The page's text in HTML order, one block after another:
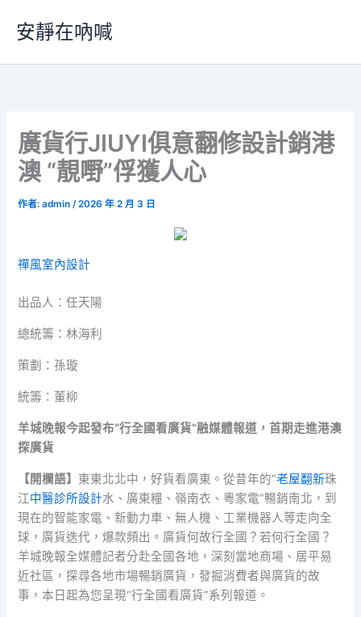
要
安靜在吶喊
廣貨行JIUYI俱意翻修設計銷港
澳 “靚嘢”俘獲人心
作者:admin/2026 年 2 月 3 日
禪風室內設計
出品人：任天陽
總統籌：林海利
策劃：孫璇
統籌：董柳
羊城晚報今起發布“行全國看廣貨”融媒體報道，首期走進港澳
探廣貨
【開欄語】 東東北北中，好貨看廣東。從昔年的“老屋翻新珠
江中醫診所設計水、廣東糧、嶺南衣、粵家電”暢銷南北，到
現在的智能家電、新動力車、無人機、工業機器人等走向全
球，廣貨迭代，爆款頻出。廣貨何故行全國？若何行全國？
羊城晚報全媒體記者分赴全國各地，深刻當地商場、居平易
近社區，探尋各地市場暢銷廣貨，發掘消費者與廣貨的故
事，本日起為您呈現“行全國看廣貨”系列報道。